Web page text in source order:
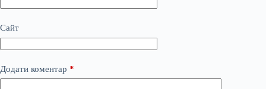
Сайт
Додати коментар *